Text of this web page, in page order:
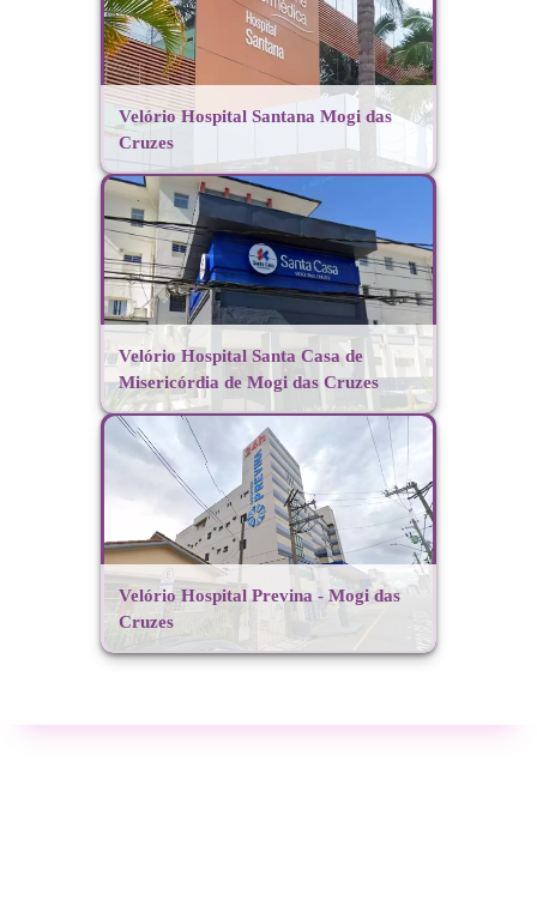
Velório Hospital Santana Mogi das
Cruzes
Velório Hospital Santa Casa de
Misericórdia de Mogi das Cruzes
Velório Hospital Previna - Mogi das
Cruzes